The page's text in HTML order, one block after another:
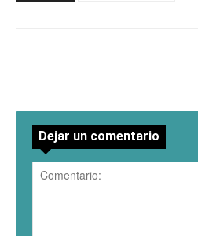
Dejar un comentario